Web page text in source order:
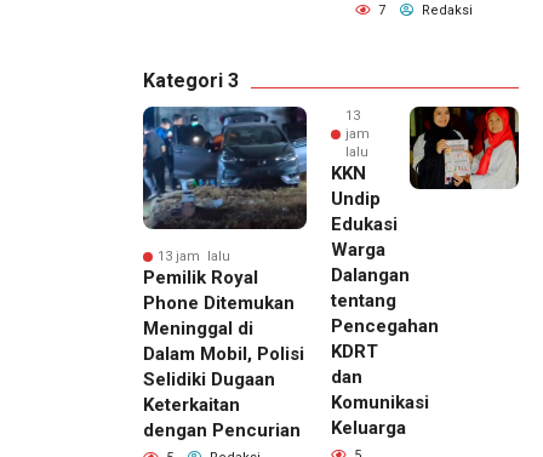
7 Redaksi
Kategori 3
13 jam lalu
Pemilik Royal
Phone Ditemukan
Meninggal di
Dalam Mobil, Polisi
Selidiki Dugaan
Keterkaitan
dengan Pencurian
13
jam
lalu
KKN
Undip
Edukasi
Warga
Dalangan
tentang
Pencegahan
KDRT
dan
Komunikasi
Keluarga